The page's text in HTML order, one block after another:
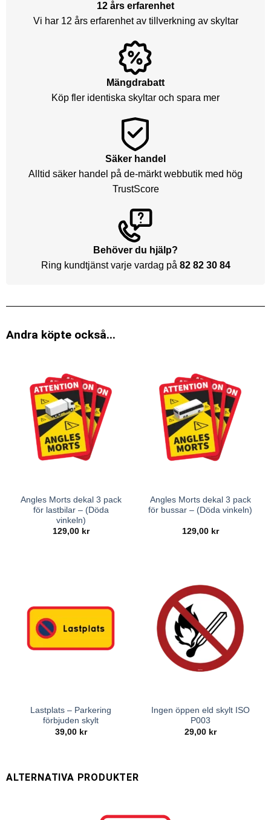
12 års erfarenhet
Vi har 12 års erfarenhet av tillverkning av skyltar
Mängdrabatt
Köp fler identiska skyltar och spara mer
Säker handel
Alltid säker handel på de-märkt webbutik med hög
TrustScore
Behöver du hjälp?
Ring kundtjänst varje vardag på 82 82 30 84
Andra köpte också...
Angles Morts dekal 3 pack
för lastbilar – (Döda
vinkeln)
129,00 kr
Angles Morts dekal 3 pack
för bussar – (Döda vinkeln)
129,00 kr
Lastplats – Parkering
förbjuden skylt
39,00 kr
Ingen öppen eld skylt ISO
P003
29,00 kr